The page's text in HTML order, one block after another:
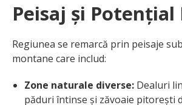
Peisaj și
Regiunea se remarcă prin peisaje
montane care includ:
Zone naturale diverse: Dealuri
păduri întinse și zăvoaie pitorești